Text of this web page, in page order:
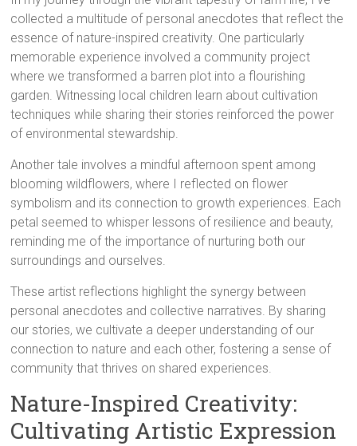
collected a multitude of personal anecdotes that reflect the
essence of nature-inspired creativity. One particularly
memorable experience involved a community project
where we transformed a barren plot into a flourishing
garden. Witnessing local children learn about cultivation
techniques while sharing their stories reinforced the power
of environmental stewardship.
Another tale involves a mindful afternoon spent among
blooming wildflowers, where I reflected on flower
symbolism and its connection to growth experiences. Each
petal seemed to whisper lessons of resilience and beauty,
reminding me of the importance of nurturing both our
surroundings and ourselves.
These artist reflections highlight the synergy between
personal anecdotes and collective narratives. By sharing
our stories, we cultivate a deeper understanding of our
connection to nature and each other, fostering a sense of
community that thrives on shared experiences.
Nature-Inspired Creativity:
Cultivating Artistic Expression